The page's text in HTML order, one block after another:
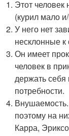
Этот
(курил мало
У него нет
несклонные
Он имеет
человек в
держать себя
потребности.
поэтому на
Карра,